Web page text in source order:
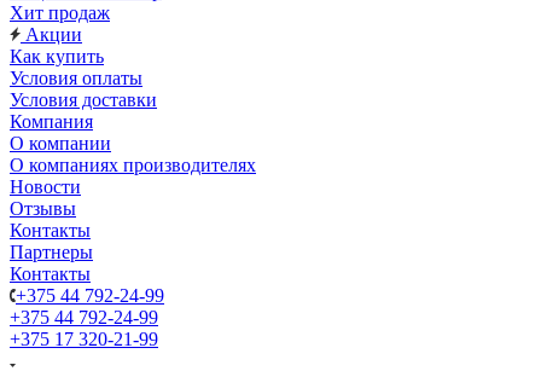
Хит продаж
Акции
Как купить
Условия оплаты
Условия доставки
Компания
О компании
О компаниях производителях
Новости
Отзывы
Контакты
Партнеры
Контакты
+375 44 792-24-99
+375 44 792-24-99
+375 17 320-21-99